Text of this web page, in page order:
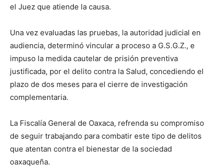
el Juez que atiende la causa.
Una vez evaluadas las pruebas, la autoridad judicial en
audiencia, determinó vincular a proceso a G.S.G.Z., e
impuso la medida cautelar de prisión preventiva
justificada, por el delito contra la Salud, concediendo el
plazo de dos meses para el cierre de investigación
complementaria.
La Fiscalía General de Oaxaca, refrenda su compromiso
de seguir trabajando para combatir este tipo de delitos
que atentan contra el bienestar de la sociedad
oaxaqueña.